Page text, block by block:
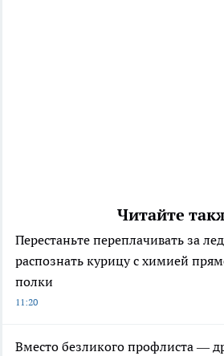
Читайте
Перестаньте переплачивать за
распознать курицу с химией
полки
11:20
Вместо безликого профлиста —